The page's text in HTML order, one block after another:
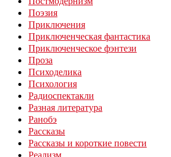
Поэзия
Приключения
Приключенческая фантастика
Приключенческое фэнтези
Проза
Психоделика
Психология
Радиоспектакли
Разная литература
Ранобэ
Рассказы
Рассказы и короткие повести
Реализм